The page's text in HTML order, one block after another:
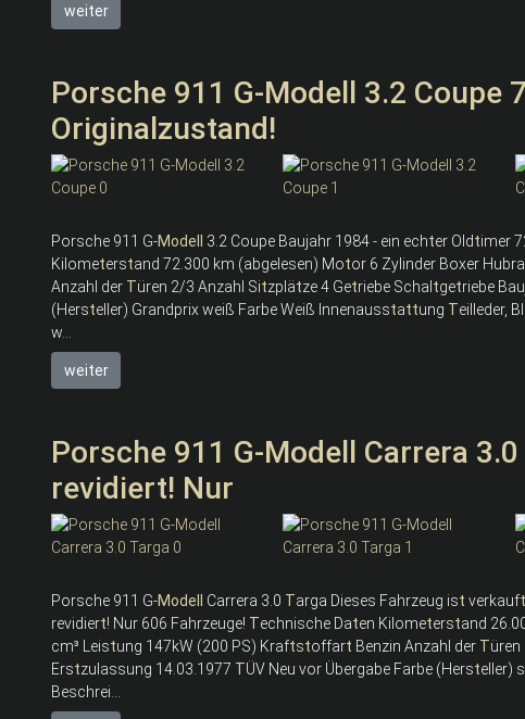
weiter
Porsche 911 G-Modell 3.2 Coupe
Originalzustand!
Porsche 911 G-Modell 3.2 Coupe Baujahr 1984 - ein echter Oldtimer
Kilometerstand 72.300 km (abgelesen) Motor 6 Zylinder Boxer
Anzahl der Türen 2/3 Anzahl Sitzplätze 4 Getriebe Schal tgetriebe
(Hersteller) Grandprix weiß Farbe Weiß Innenausstattung Teilleder,
w...
weiter
Porsche 911 G-Modell Carrera
revidiert! Nur
Porsche 911 G-Modell Carrera 3.0 Targa Dieses Fahrzeug ist verkauft
revidiert! Nur 606 Fahrzeuge! Technische Daten Kilometerstand
cm³ Leistung 147kW (200 PS) Kraftstoffart Benzin Anzahl der Türen
Erstzulassung 14.03.1977 TÜV Neu vor Übergabe Farbe (Hersteller)
Beschrei...